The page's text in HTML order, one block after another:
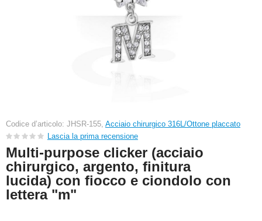
Codice d’articolo: JHSR-155, Acciaio chirurgico 316L/Ottone placcato
Lascia la prima recensione
Multi-purpose clicker (acciaio
chirurgico, argento, finitura
lucida) con fiocco e ciondolo con
lettera "m"